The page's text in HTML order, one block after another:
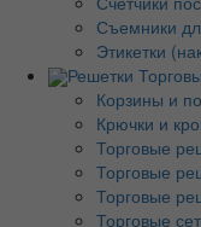
Съемники
Этикетки
Решетки
Корзины и
Крючки и
Торговые
Торговые
Торговые
Торговые